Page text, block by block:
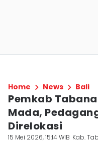
Home News Bali
Pemkab
Mada,
Direlokasi
15 Mei 2026, 15:14 WIB Kab.